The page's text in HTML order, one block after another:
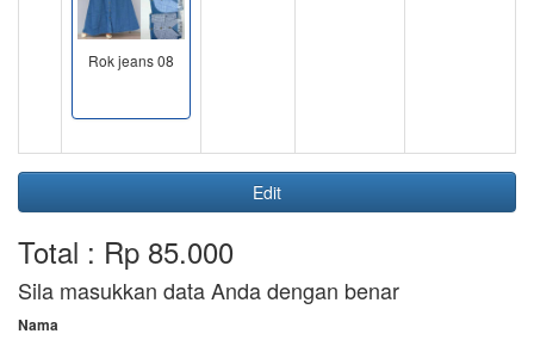
Rok jeans 08
Edit
Total : Rp 85.000
Sila masukkan data Anda dengan benar
Nama